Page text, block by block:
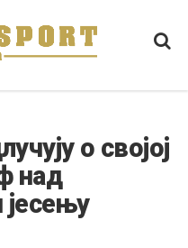
о својој
над